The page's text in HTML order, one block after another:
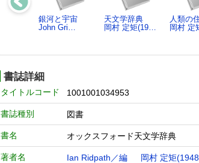
銀河と宇宙
John Gri…
天文学辞典
岡村 定矩(19…
人類の
岡村 定
書誌詳細
タイトルコード 1001001034953
書誌種別 図書
書名 オックスフォード天文学辞
著者名 Ian Ridpath／編 岡村 定矩